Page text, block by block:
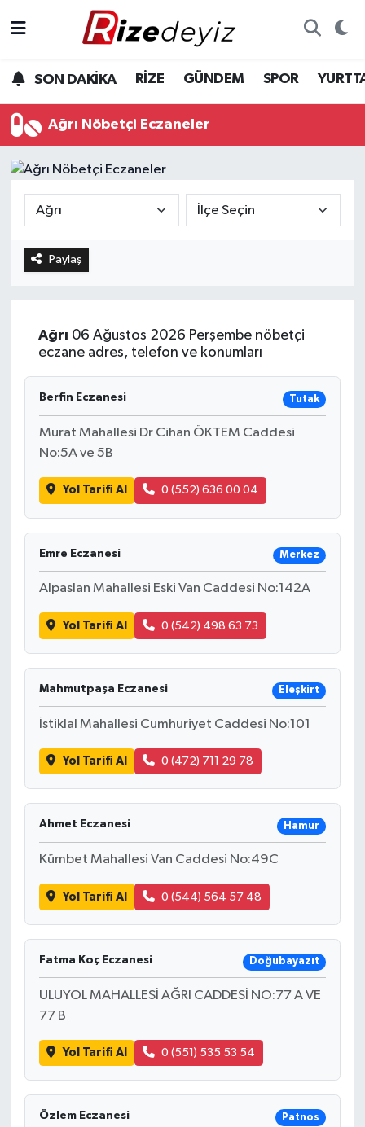
SON DAKİKA RİZE GÜNDEM SPOR
Ağrı Nöbetçi Eczaneler
Paylaş
Ağrı 06 Ağustos 2026 Perşembe nöbetçi
eczane adres, telefon ve konumları
Berfin Eczanesi Tutak
Murat Mahallesi Dr Cihan ÖKTEM Caddesi
No:5A ve 5B
Yol Tarifi Al 0 (552) 636 00 04
Emre Eczanesi Merkez
Alpaslan Mahallesi Eski Van Caddesi No:142A
Yol Tarifi Al 0 (542) 498 63 73
Mahmutpaşa Eczanesi Eleşkirt
İstiklal Mahallesi Cumhuriyet Caddesi No:101
Yol Tarifi Al 0 (472) 711 29 78
Ahmet Eczanesi Hamur
Kümbet Mahallesi Van Caddesi No:49C
Yol Tarifi Al 0 (544) 564 57 48
Fatma Koç Eczanesi Doğubayazıt
ULUYOL MAHALLESİ AĞRI CADDESİ NO:77 A VE
77 B
Yol Tarifi Al 0 (551) 535 53 54
Özlem Eczanesi Patnos
Gündem
Yurttan Haberler
Teknoloji
Sağlık
Rize Hava Durumu
Rize Trafik Yoğunluk Haritası
Tüm Manşetler
Son Dakika Haberleri